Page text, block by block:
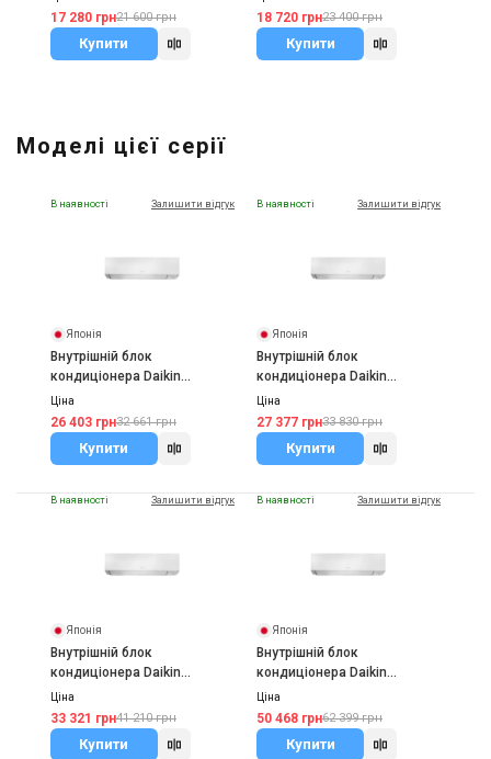
17 280 грн21 600 грн
Купити
18 720 грн23 400 грн
Купити
Моделі цієї серії
В наявності Залишити відгук
Японія
Внутрішній блок
кондиціонера Daikin
FTXM20A
Ціна
26 403 грн32 661 грн
Купити
В наявності Залишити відгук
Японія
Внутрішній блок
кондиціонера Daikin
FTXM25A
Ціна
27 377 грн33 830 грн
Купити
В наявності Залишити відгук
Японія
Внутрішній блок
кондиціонера Daikin
FTXM42A
Ціна
33 321 грн41 210 грн
Купити
В наявності Залишити відгук
Японія
Внутрішній блок
кондиціонера Daikin
FTXM50A
Ціна
50 468 грн62 399 грн
Купити